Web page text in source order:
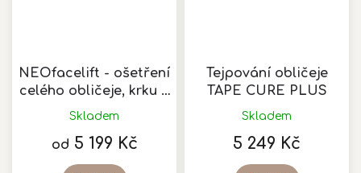
NEOfacelift - ošetření
celého obličeje, krku a
dekoltu
Skladem
od 5 199 Kč
Tejpování obličeje
TAPE CURE PLUS
Skladem
5 249 Kč